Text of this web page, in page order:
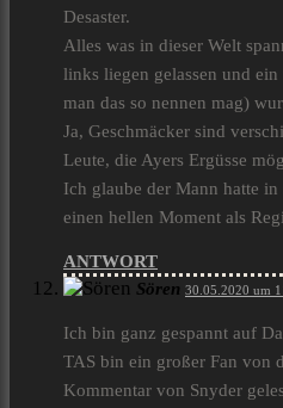
Desaster.
Alles was in dieser Welt
links liegen gelassen und
man das so nennen mag)
Ja, Geschmäcker sind
Leute, die Ayers Ergüsse
Ich glaube der Mann hatte
einen hellen Moment als
ANTWORT
Sören 30.05.2020 um
Ich bin ganz gespannt auf
TAS bin ein großer Fan von
Kommentar von Snyder